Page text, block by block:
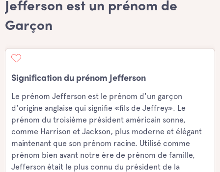
Jefferson est un prénom de
Garçon
Signification du prénom Jefferson
Le prénom Jefferson est le prénom d'un garçon
d'origine anglaise qui signifie «fils de Jeffrey». Le
prénom du troisième président américain sonne,
comme Harrison et Jackson, plus moderne et élégant
maintenant que son prénom racine. Utilisé comme
prénom bien avant notre ère de prénom de famille,
Jefferson était le plus connu du président de la